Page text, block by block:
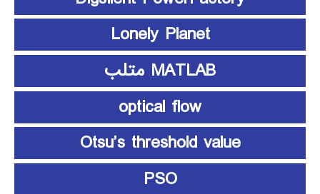
Lonely Planet
MATLAB متلب
optical flow
Otsu’s threshold value
PSO